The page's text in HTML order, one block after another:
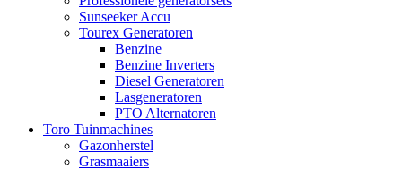
Sunseeker Accu
Tourex Generatoren
Benzine
Benzine Inverters
Diesel Generatoren
Lasgeneratoren
PTO Alternatoren
Toro Tuinmachines
Gazonherstel
Grasmaaiers